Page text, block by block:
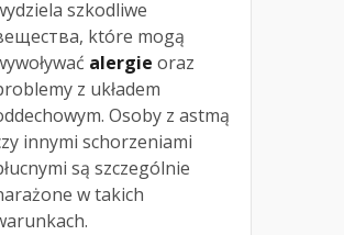
szkodliwe
które mogą
alergie oraz
z układem
Osoby z astmą
innymi schorzeniami
są szczególnie
w takich